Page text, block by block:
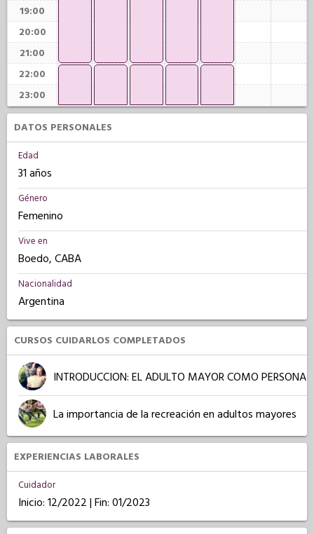
19:00
20:00
21:00
22:00
23:00
DATOS PERSONALES
Edad
31 años
Género
Femenino
Vive en
Boedo, CABA
Nacionalidad
Argentina
CURSOS CUIDARLOS COMPLETADOS
INTRODUCCION: EL ADULTO MAYOR COMO PERSONA
La importancia de la recreación en adultos mayores
EXPERIENCIAS LABORALES
Cuidador
Inicio: 12/2022 | Fin: 01/2023